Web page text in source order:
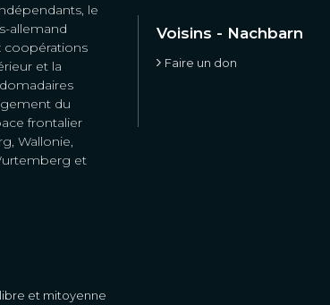
le
allemand
coopérations
et la
du
frontalier
Wallonie,
et
Voisins - Nachbarn
Faire un don
et mitoyenne